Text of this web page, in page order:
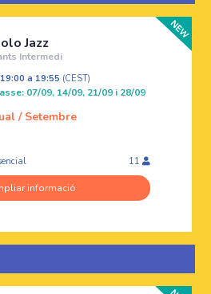
Jazz
Intermedi
a 19:55 (CEST)
07/09, 14/09, 21/09 i 28/09
/ Setembre
11
informació